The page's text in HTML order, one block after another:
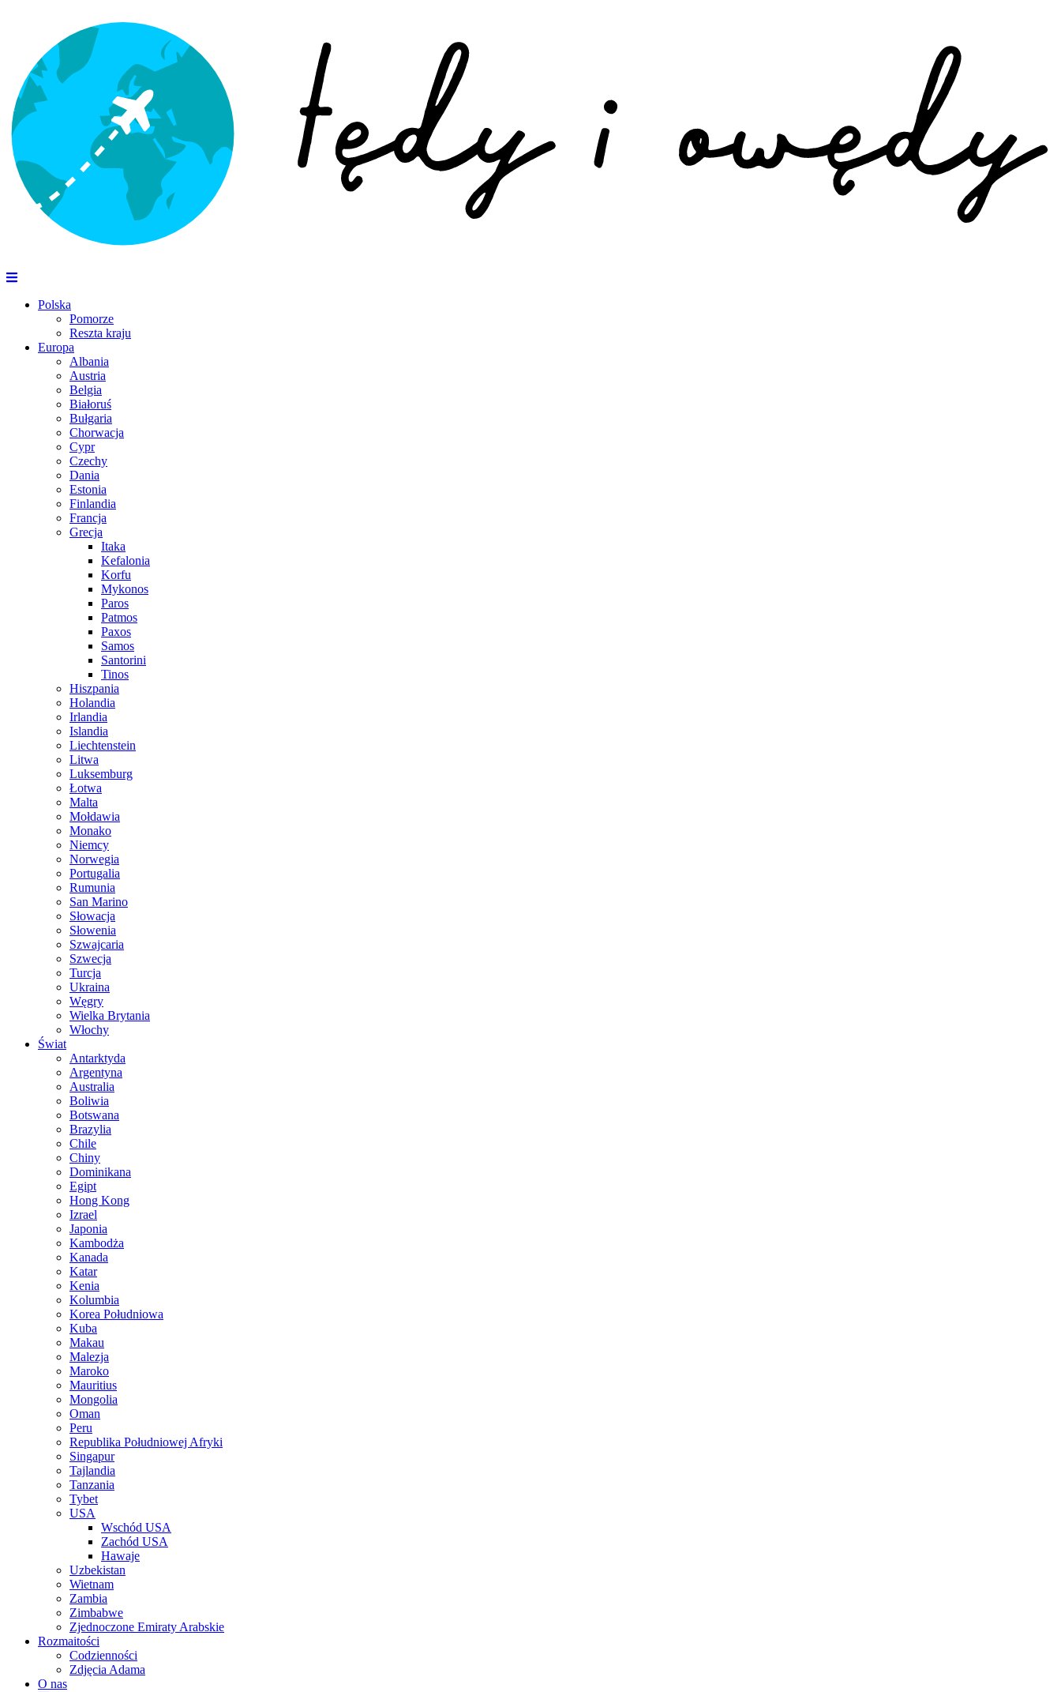
Polska
Pomorze
Reszta kraju
Europa
Albania
Austria
Belgia
Białoruś
Bułgaria
Chorwacja
Cypr
Czechy
Dania
Estonia
Finlandia
Francja
Grecja
Itaka
Kefalonia
Korfu
Mykonos
Paros
Patmos
Paxos
Samos
Santorini
Tinos
Hiszpania
Holandia
Irlandia
Islandia
Liechtenstein
Litwa
Luksemburg
Łotwa
Malta
Mołdawia
Monako
Niemcy
Norwegia
Portugalia
Rumunia
San Marino
Słowacja
Słowenia
Szwajcaria
Szwecja
Turcja
Ukraina
Węgry
Wielka Brytania
Włochy
Świat
Antarktyda
Argentyna
Australia
Boliwia
Botswana
Brazylia
Chile
Chiny
Dominikana
Egipt
Hong Kong
Izrael
Japonia
Kambodża
Kanada
Katar
Kenia
Kolumbia
Korea Południowa
Kuba
Makau
Malezja
Maroko
Mauritius
Mongolia
Oman
Peru
Republika Południowej Afryki
Singapur
Tajlandia
Tanzania
Tybet
USA
Wschód USA
Zachód USA
Hawaje
Uzbekistan
Wietnam
Zambia
Zimbabwe
Zjednoczone Emiraty Arabskie
Rozmaitości
Codzienności
Zdjęcia Adama
O nas